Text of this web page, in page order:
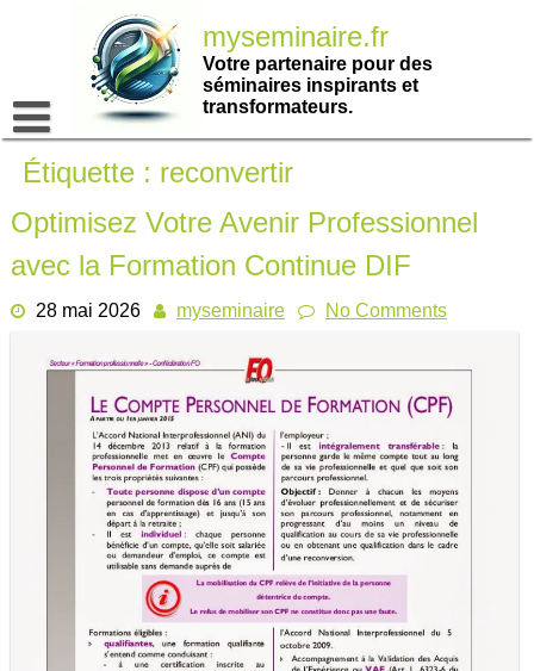
myseminaire.fr
Votre partenaire pour des
séminaires inspirants et
transformateurs.
Étiquette : reconvertir
Optimisez Votre Avenir Professionnel
avec la Formation Continue DIF
28 mai 2026 myseminaire No Comments